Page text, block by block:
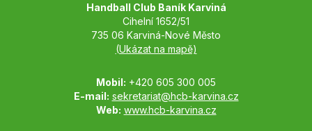
Handball Club Baník Karviná
Cihelní 1652/51
735 06 Karviná-Nové Město
(Ukázat na mapě)
Mobil: +420 605 300 005
E-mail: sekretariat@hcb-karvina.cz
Web: www.hcb-karvina.cz